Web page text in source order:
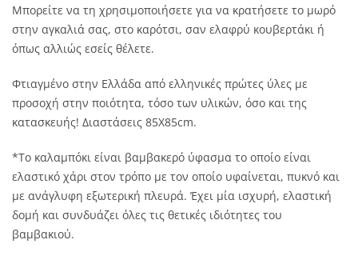
Μπορείτε να τη χρησιμοποιήσετε για να κρατήσετε το μωρό
στην αγκαλιά σας, στο καρότσι, σαν ελαφρύ κουβερτάκι ή
όπως αλλιώς εσείς θέλετε.
Φτιαγμένο στην Ελλάδα από ελληνικές πρώτες ύλες με
προσοχή στην ποιότητα, τόσο των υλικών, όσο και της
κατασκευής! Διαστάσεις 85Χ85cm.
*Το καλαμπόκι είναι βαμβακερό ύφασμα το οποίο είναι
ελαστικό χάρι στον τρόπο με τον οποίο υφαίνεται, πυκνό και
με ανάγλυφη εξωτερική πλευρά. Έχει μία ισχυρή, ελαστική
δομή και συνδυάζει όλες τις θετικές ιδιότητες του
βαμβακιού.